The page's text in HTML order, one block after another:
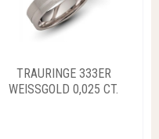
TRAURINGE 333ER
WEISSGOLD 0,025 CT.